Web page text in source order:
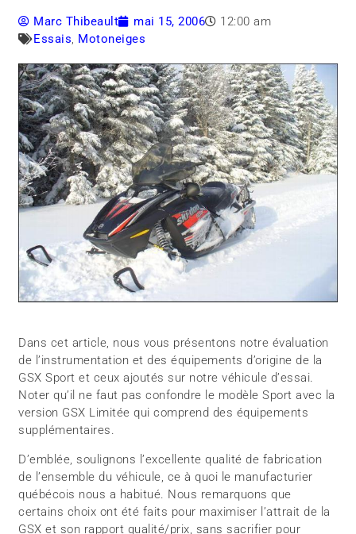
Marc Thibeault mai 15, 2006
12:00 am
Essais, Motoneiges
Dans cet article, nous vous présentons notre évaluation
de l’instrumentation et des équipements d’origine de la
GSX Sport et ceux ajoutés sur notre véhicule d’essai.
Noter qu’il ne faut pas confondre le modèle Sport avec la
version GSX Limitée qui comprend des équipements
supplémentaires.
D’emblée, soulignons l’excellente qualité de fabrication
de l’ensemble du véhicule, ce à quoi le manufacturier
québécois nous a habitué. Nous remarquons que
certains choix ont été faits pour maximiser l’attrait de la
GSX et son rapport qualité/prix, sans sacrifier pour